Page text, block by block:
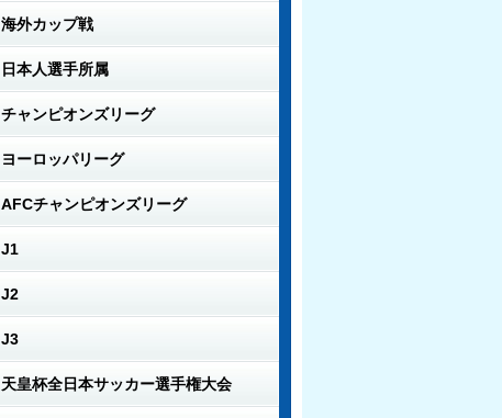
海外カップ戦
日本人選手所属
チャンピオンズリーグ
ヨーロッパリーグ
AFCチャンピオンズリーグ
J1
J2
J3
天皇杯全日本サッカー選手権大会